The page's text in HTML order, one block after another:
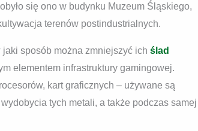
się ono w budynku Muzeum Śląskiego,
terenów postindustrialnych.
sposób można zmniejszyć ich ślad
elementem infrastruktury gamingowej.
kart graficznych – używane są
tych metali, a także podczas samej